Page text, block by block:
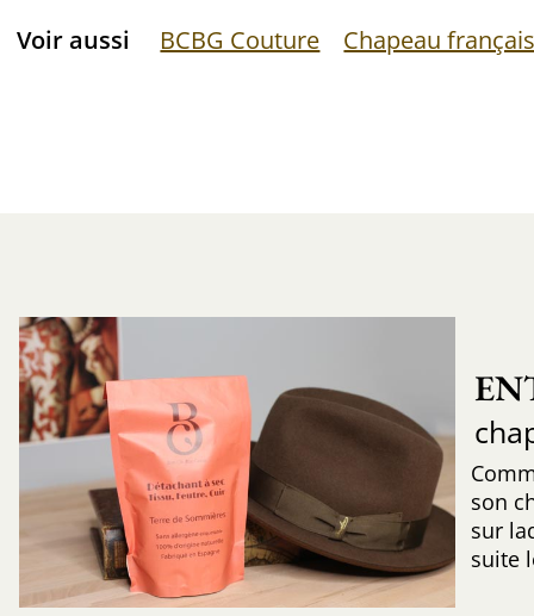
Voir aussi BCBG Couture Chapeau
son
sur
suite